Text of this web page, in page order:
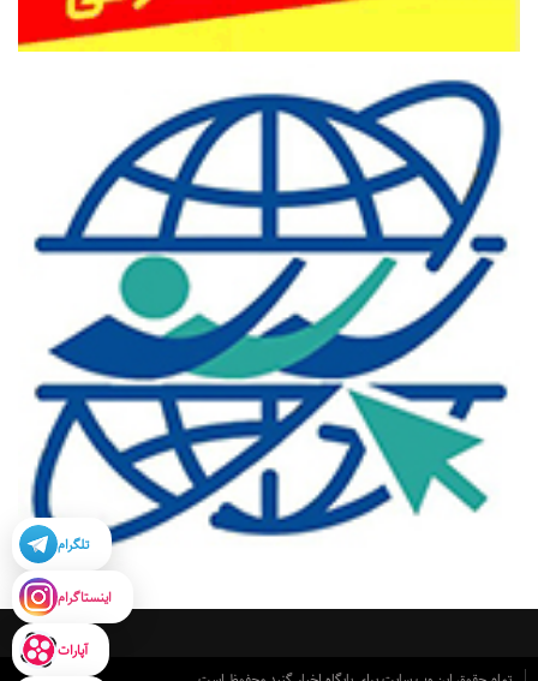
تلگرام
اینستاگرام
آپارات